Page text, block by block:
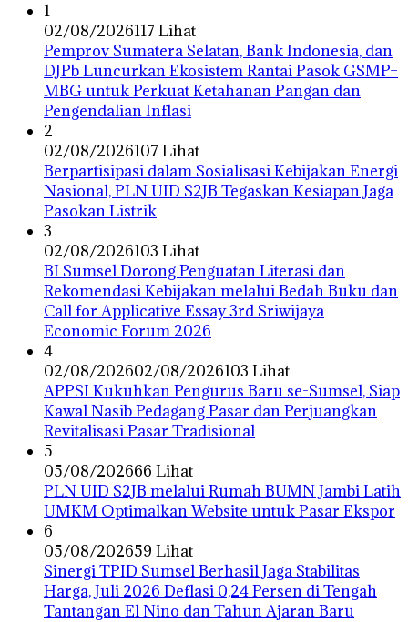
1
02/08/2026117 Lihat
Pemprov Sumatera Selatan, Bank Indonesia, dan
DJPb Luncurkan Ekosistem Rantai Pasok GSMP–
MBG untuk Perkuat Ketahanan Pangan dan
Pengendalian Inflasi
2
02/08/2026107 Lihat
Berpartisipasi dalam Sosialisasi Kebijakan Energi
Nasional, PLN UID S2JB Tegaskan Kesiapan Jaga
Pasokan Listrik
3
02/08/2026103 Lihat
BI Sumsel Dorong Penguatan Literasi dan
Rekomendasi Kebijakan melalui Bedah Buku dan
Call for Applicative Essay 3rd Sriwijaya
Economic Forum 2026
4
02/08/202602/08/2026103 Lihat
APPSI Kukuhkan Pengurus Baru se-Sumsel, Siap
Kawal Nasib Pedagang Pasar dan Perjuangkan
Revitalisasi Pasar Tradisional
5
05/08/202666 Lihat
PLN UID S2JB melalui Rumah BUMN Jambi Latih
UMKM Optimalkan Website untuk Pasar Ekspor
6
05/08/202659 Lihat
Sinergi TPID Sumsel Berhasil Jaga Stabilitas
Harga, Juli 2026 Deflasi 0,24 Persen di Tengah
Tantangan El Nino dan Tahun Ajaran Baru